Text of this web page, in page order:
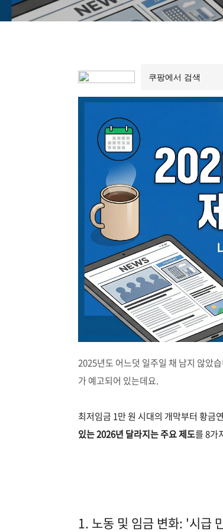
2025년도 어느덧 일주일 채 남지 않았
가 예고되어 있는데요.
최저임금 1만 원 시대의 개막부터 황금
있는 2026년 달라지는 주요 제도를 8가
1. 노동 및 임금 변화: '시급